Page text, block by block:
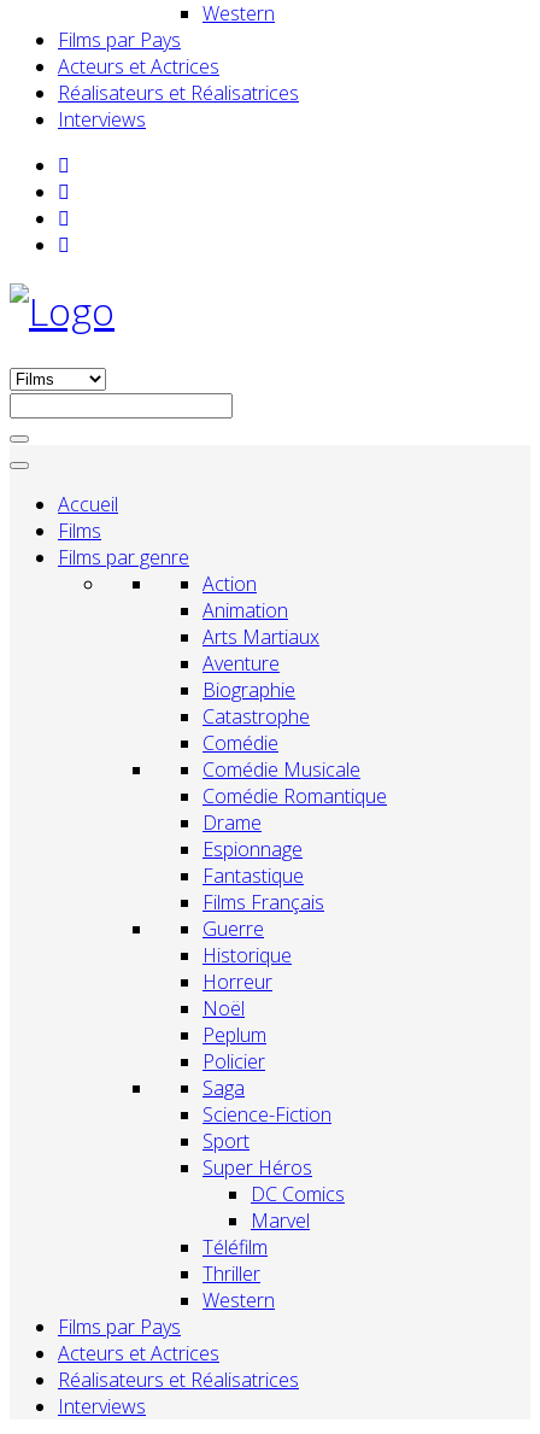
Western
Films par Pays
Acteurs et Actrices
Réalisateurs et Réalisatrices
Interviews
Accueil
Films
Films par genre
Action
Animation
Arts Martiaux
Aventure
Biographie
Catastrophe
Comédie
Comédie Musicale
Comédie Romantique
Drame
Espionnage
Fantastique
Films Français
Guerre
Historique
Horreur
Noël
Peplum
Policier
Saga
Science-Fiction
Sport
Super Héros
DC Comics
Marvel
Téléfilm
Thriller
Western
Films par Pays
Acteurs et Actrices
Réalisateurs et Réalisatrices
Interviews